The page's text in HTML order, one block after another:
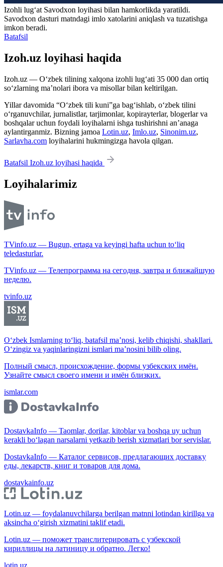
Izohli lugʻat Savodxon loyihasi bilan hamkorlikda yaratildi.
Savodxon dasturi matndagi imlo xatolarini aniqlash va tuzatishga
imkon beradi.
Batafsil
Izoh.uz loyihasi haqida
Izoh.uz — O‘zbek tilining xalqona izohli lug‘ati 35 000 dan ortiq
so‘zlarning ma’nolari ibora va misollar bilan keltirilgan.
Yillar davomida “O‘zbek tili kuni”ga bag‘ishlab, o‘zbek tilini
o‘rganuvchilar, jurnalistlar, tarjimonlar, kopirayterlar, blogerlar va
boshqalar uchun foydali loyihalarni ishga tushirishni an’anaga
aylantirganmiz. Bizning jamoa Lotin.uz, Imlo.uz, Sinonim.uz,
Sarlavha.com loyihalarini hukmingizga havola qilgan.
Batafsil Izoh.uz loyihasi haqida
Loyihalarimiz
TVinfo.uz — Bugun, ertaga va keyingi hafta uchun to‘liq
teledasturlar.
TVinfo.uz — Телепрограмма на сегодня, завтра и ближайшую
неделю.
tvinfo.uz
O‘zbek Ismlarning to‘liq, batafsil ma’nosi, kelib chiqishi, shakllari.
O‘zingiz va yaqinlaringizni ismlari ma’nosini bilib oling.
Полный смысл, происхождение, формы узбекских имён.
Узнайте смысл своего имени и имён близких.
ismlar.com
DostavkaInfo — Taomlar, dorilar, kitoblar va boshqa uy uchun
kerakli bo‘lagan narsalarni yetkazib berish xizmatlari bor servislar.
DostavkaInfo — Каталог сервисов, предлагающих доставку
еды, лекарств, книг и товаров для дома.
dostavkainfo.uz
Lotin.uz — foydalanuvchilarga berilgan matnni lotindan kirillga va
aksincha o‘girish xizmatini taklif etadi.
Lotin.uz — поможет транслитерировать с узбекской
кириллицы на латиницу и обратно. Легко!